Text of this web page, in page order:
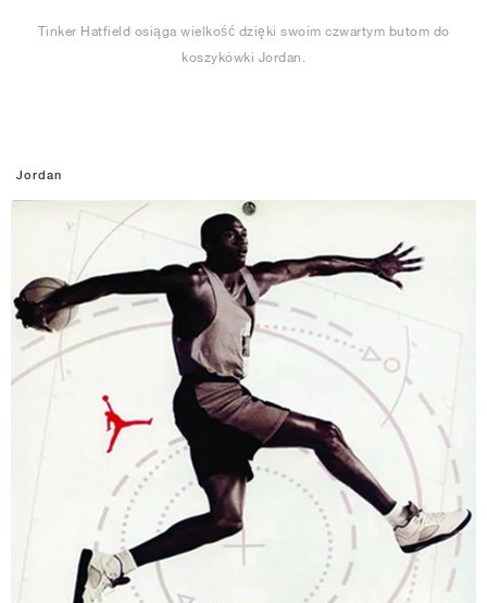
Tinker Hatfield osiąga wielkość dzięki swoim czwartym butom do
koszykówki Jordan.
Jordan